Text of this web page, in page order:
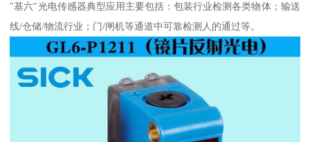
"基六"光电传感器典型应用主要包括：包装行业检测各类物体；输送
线/仓储/物流行业；门/闸机等通道中可靠检测人的通过等。